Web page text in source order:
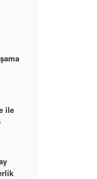
ile